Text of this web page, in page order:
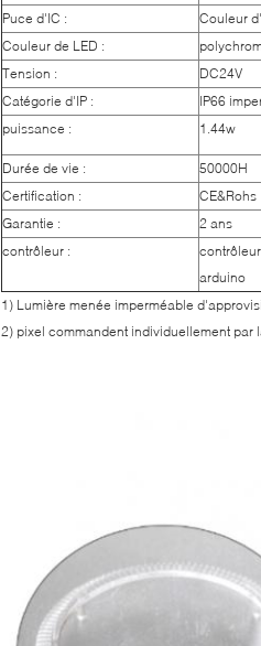
Puce d'IC :
Couleur
Couleur de LED :
Tension :
DC24V
Catégorie d'IP :
IP66
puissance :
1.44w
Durée de vie :
50000H
Certification :
CE&Rohs
Garantie :
2 ans
contrôleur :
arduino
1) Lumière menée imperméable
2) pixel commandent individuellement par